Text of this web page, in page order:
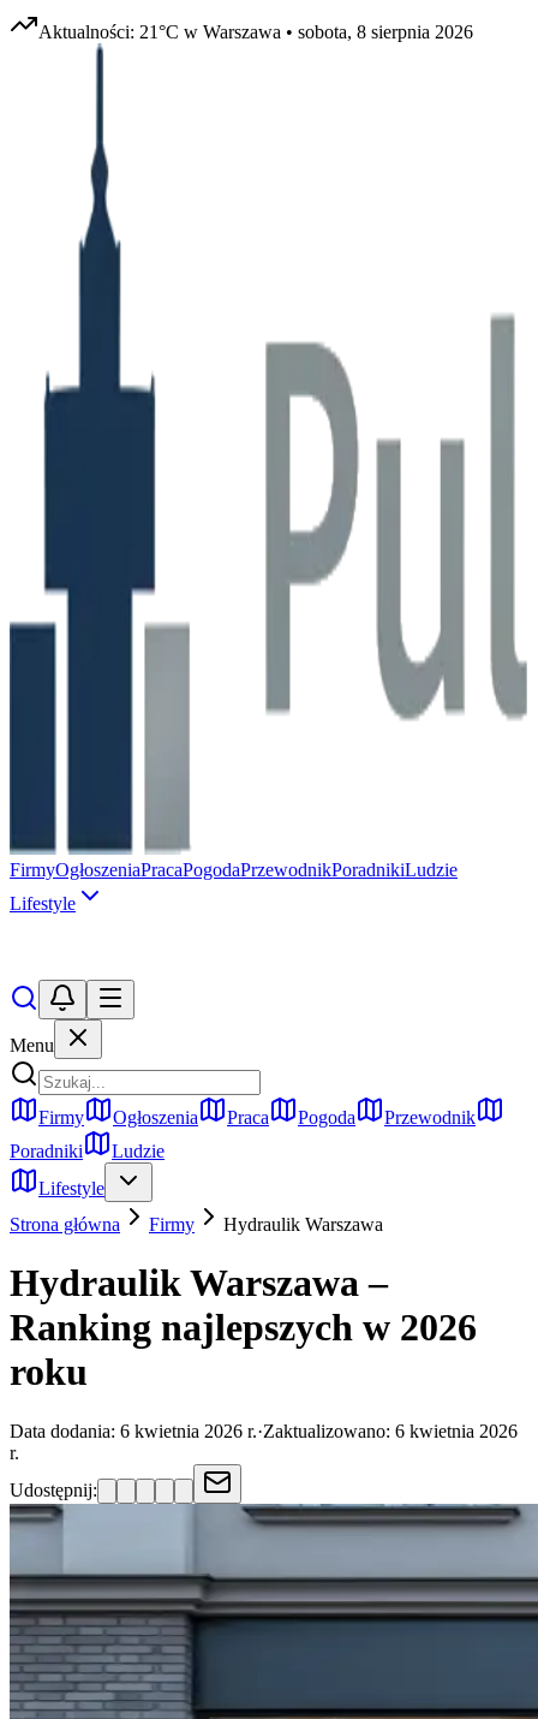
Aktualności: 21°C w Warszawa • sobota, 8 sierpnia 2026
FirmyOgłoszeniaPracaPogodaPrzewodnikPoradnikiLudzie
Lifestyle
Menu
Firmy Ogłoszenia Praca Pogoda
Przewodnik
Poradniki
Ludzie
Lifestyle
Strona główna
Firmy Hydraulik Warszawa
Hydraulik Warszawa –
Ranking najlepszych w 2026
roku
Data dodania: 6 kwietnia 2026 r.·Zaktualizowano: 6 kwietnia 2026
r.
Udostępnij: